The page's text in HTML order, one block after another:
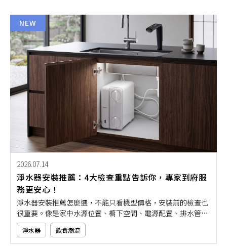
NEW
2026.07.14
淨水器安裝推薦：4大檢查重點告訴你，專家到府服
務更安心！
淨水器安裝推薦怎麼選，不能只看機型價格，安裝前的檢查也
很重要。像是家中水源位置、櫥下空間、電源配置、排水管線
是否合適，都會影響後續使用是否順手。若沒有事先確認，可
能會遇到放不下、管線不好接、日後更換濾心不方便等狀況。
本文就用淨水器安裝前必看的4大檢查重點，帶大家了解從環
淨水器 飲食潮流